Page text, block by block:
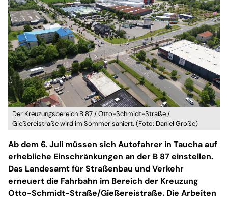
Der Kreuzungsbereich B 87 / Otto-Schmidt-Straße /
Gießereistraße wird im Sommer saniert. (Foto: Daniel Große)
Ab dem 6. Juli müssen sich Autofahrer in Taucha auf
erhebliche Einschränkungen an der B 87 einstellen.
Das Landesamt für Straßenbau und Verkehr
erneuert die Fahrbahn im Bereich der Kreuzung
Otto-Schmidt-Straße/Gießereistraße. Die Arbeiten